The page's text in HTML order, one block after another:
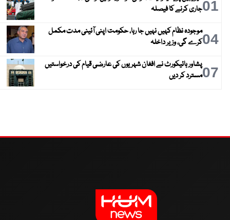
01جاری کرنے کا فیصلہ
04موجودہ نظام کہیں نہیں جا رہا، حکومت اپنی آئینی مدت مکمل
کرے گی، وزیر داخلہ
07پشاور ہائیکورٹ نے افغان شہریوں کی عارضی قیام کی درخواستیں
مسترد کر دیں